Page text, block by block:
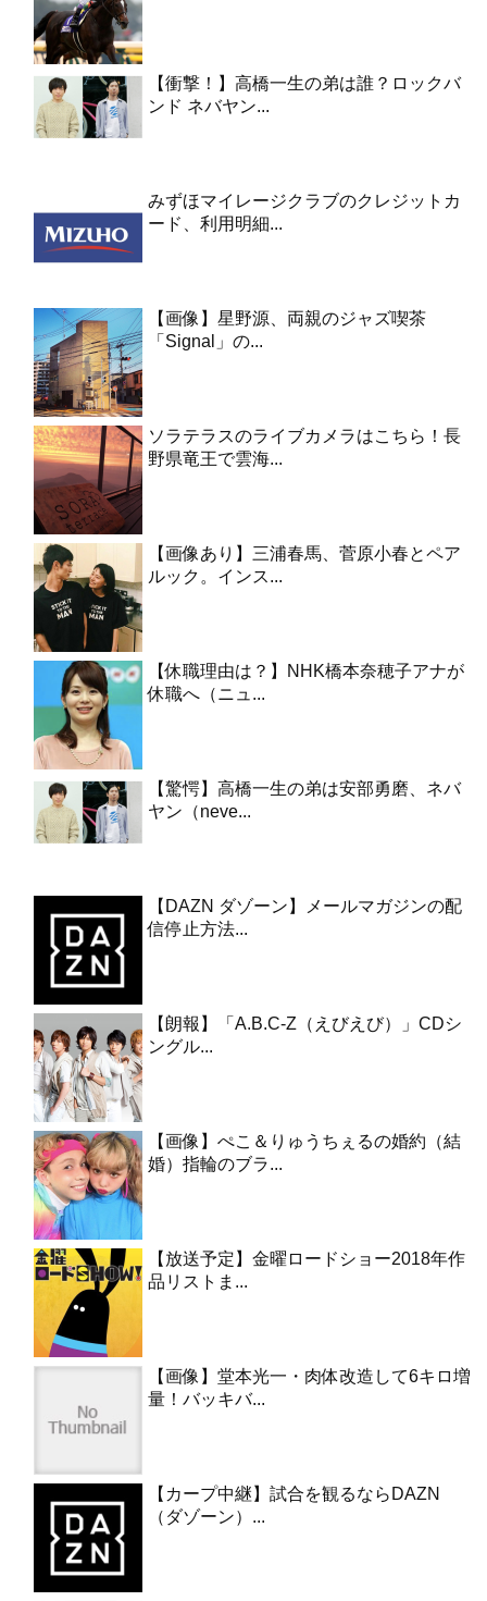
【衝撃！】高橋一生の弟は誰？ロックバ
ンド ネバヤン...
みずほマイレージクラブのクレジットカ
ード、利用明細...
【画像】星野源、両親のジャズ喫茶
「Signal」の...
ソラテラスのライブカメラはこちら！長
野県竜王で雲海...
【画像あり】三浦春馬、菅原小春とペア
ルック。インス...
【休職理由は？】NHK橋本奈穂子アナが
休職へ（ニュ...
【驚愕】高橋一生の弟は安部勇磨、ネバ
ヤン（neve...
【DAZN ダゾーン】メールマガジンの配
信停止方法...
【朗報】「A.B.C-Z（えびえび）」CDシ
ングル...
【画像】ぺこ＆りゅうちぇるの婚約（結
婚）指輪のブラ...
【放送予定】金曜ロードショー2018年作
品リストま...
【画像】堂本光一・肉体改造して6キロ増
量！バッキバ...
【カープ中継】試合を観るならDAZN
（ダゾーン）...